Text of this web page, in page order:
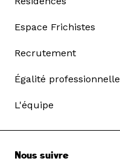
Espace Frichistes
Recrutement
Égalité professionnelle
L'équipe
Nous suivre